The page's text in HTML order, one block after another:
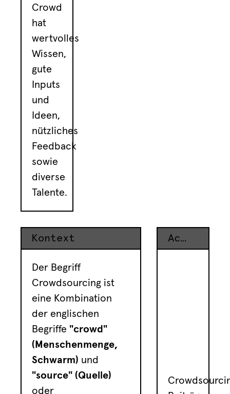
Crowd
hat
wertvolles
Wissen,
gute
Inputs
und
Ideen,
nützliches
Feedback
sowie
diverse
Talente.
Kontext
Der Begriff
Crowdsourcing ist
eine Kombination
der englischen
Begriffe "crowd"
(Menschenmenge,
Schwarm) und
"source" (Quelle)
oder
Achtung